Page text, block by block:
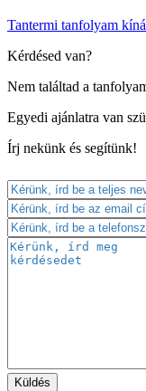
Tantermi tanfolyam
Kérdésed van?
Nem találtad a
Egyedi ajánlatra van
Írj nekünk és segítünk!
Küldés